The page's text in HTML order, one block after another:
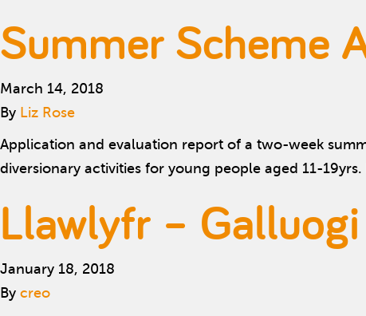
Summer Scheme
March 14, 2018
By Liz Rose
Application and evaluation report of a two-week
diversionary activities for young people aged 11-
Llawlyfr –
January 18, 2018
By creo